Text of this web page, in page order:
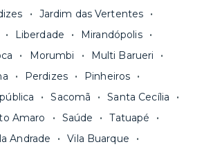
coisas e começar a morar.
Jardim das Vertentes
Liberdade
Mirandópolis
Morumbi
Multi Barueri
Perdizes
Pinheiros
Sacomã
Santa Cecília
Amaro Saúde
Tatuapé
Andrade
Vila Buarque